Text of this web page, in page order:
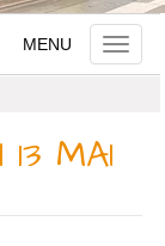
Toggle
MENU
MAI